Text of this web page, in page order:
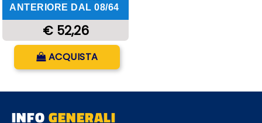
ANTERIORE DAL 08/64
€ 52,26
Quantità
ACQUISTA
INFOGENERALI